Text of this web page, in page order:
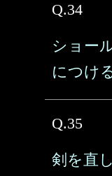
Q.34
ショー
につけ
Q.35
剣を直